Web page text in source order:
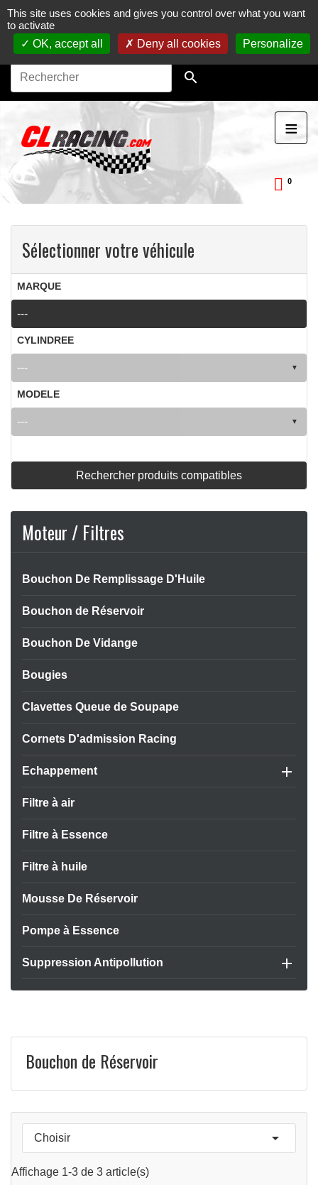
Journées, stages et baptêmes moto sur circuit.Vente en
ligne de pièces détachées moto.
préparation moto

≡
0
Sélectionner votre véhicule
MARQUE
CYLINDREE
MODELE
Rechercher produits compatibles
Moteur / Filtres
Bouchon De Remplissage D'Huile
Bouchon de Réservoir
Bouchon De Vidange
Bougies
Clavettes Queue de Soupape
Cornets D'admission Racing
Echappement 
Filtre à air
Filtre à Essence
Filtre à huile
Mousse De Réservoir
Pompe à Essence
Suppression Antipollution 
Bouchon de Réservoir
Choisir 
Affichage 1-3 de 3 article(s)
APERÇU RAPIDE
This site uses cookies and gives you control over what you want
to activate
OK, accept all
Deny all cookies Personalize